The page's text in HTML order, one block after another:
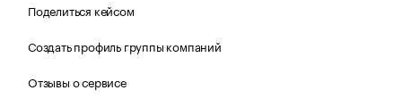
Поделиться кейсом
Создать профиль группы компаний
Отзывы о сервисе